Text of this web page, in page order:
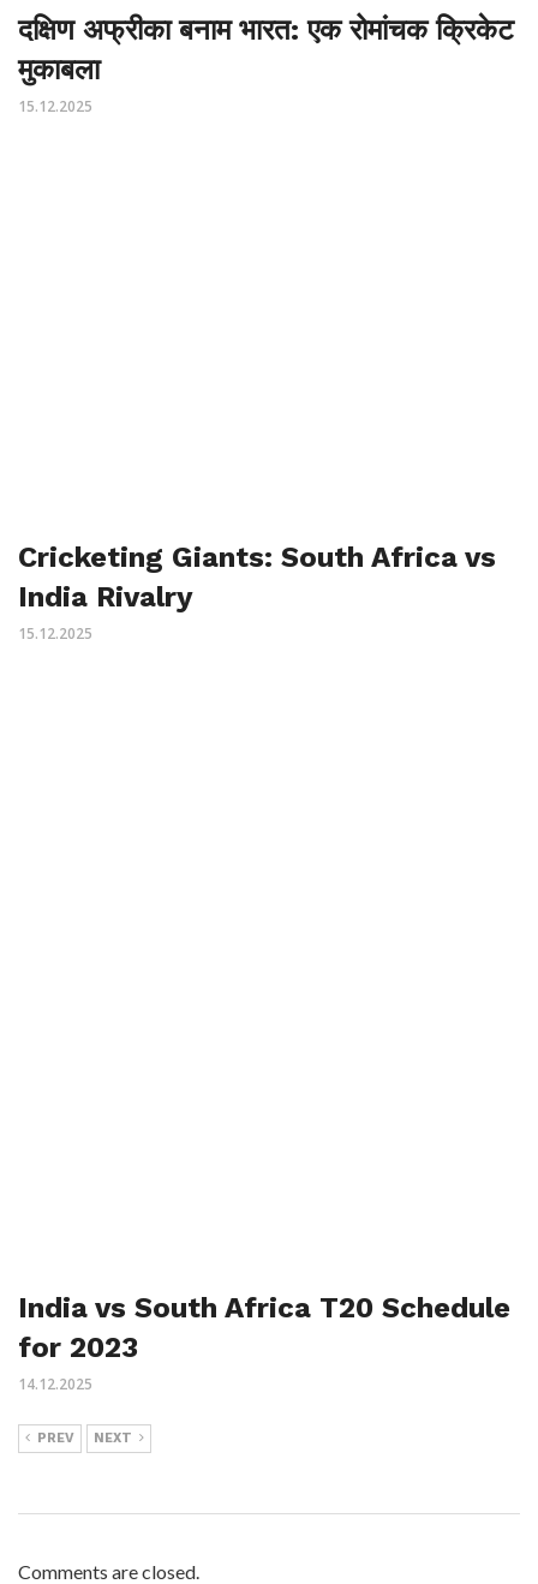
दक्षिण अफ्रीका बनाम भारत: एक रोमांचक क्रिकेट
मुकाबला
15.12.2025
Cricketing Giants: South Africa vs
India Rivalry
15.12.2025
India vs South Africa T20 Schedule
for 2023
14.12.2025
PREV NEXT
Comments are closed.